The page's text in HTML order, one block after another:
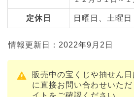
定休日 日曜日、土曜日
情報更新日：2022年9月2日
販売中の宝くじや抽せん
に直接お問い合わせいた